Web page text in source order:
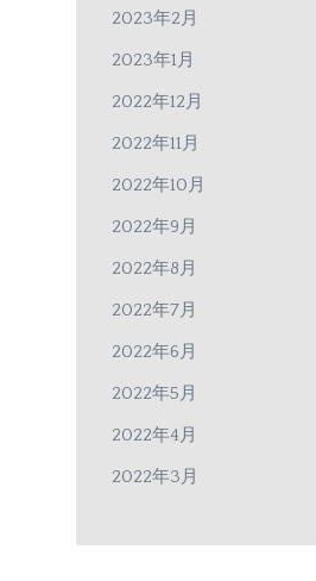
2023年2月
2023年1月
2022年12月
2022年11月
2022年10月
2022年9月
2022年8月
2022年7月
2022年6月
2022年5月
2022年4月
2022年3月